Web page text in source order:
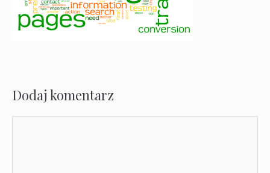
Dodaj komentarz